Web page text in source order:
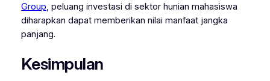
Group , peluang investasi di sektor hunian mahasiswa
diharapkan dapat memberikan nilai manfaat jangka
panjang.
Kesimpulan